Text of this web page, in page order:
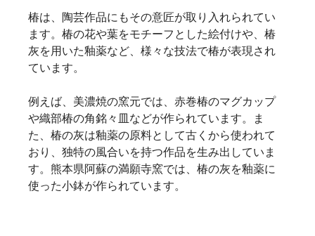
椿は、陶芸作品にもその意匠が取り入れられてい
ます。椿の花や葉をモチーフとした絵付けや、椿
灰を用いた釉薬など、様々な技法で椿が表現され
ています。
例えば、美濃焼の窯元では、赤巻椿のマグカップ
や織部椿の角銘々皿などが作られています。ま
た、椿の灰は釉薬の原料として古くから使われて
おり、独特の風合いを持つ作品を生み出していま
す。熊本県阿蘇の満願寺窯では、椿の灰を釉薬に
使った小鉢が作られています。